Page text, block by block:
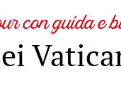
con guida e